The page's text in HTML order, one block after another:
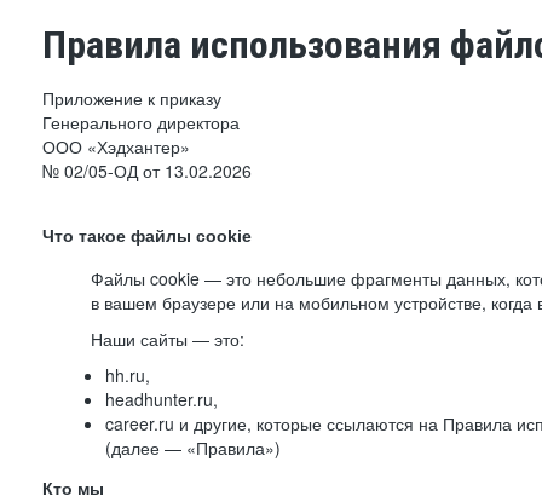
Правила использования
Приложение к приказу
Генерального директора
ООО «Хэдхантер»
№ 02/05-ОД от 13.02.2026
Что такое файлы cookie
Файлы cookie — это небольшие фрагменты данных,
в вашем браузере или на мобильном устройстве,
Наши сайты — это:
hh.ru,
headhunter.ru,
career.ru и другие, которые ссылаются на Правила
(далее — «Правила»)
Кто мы